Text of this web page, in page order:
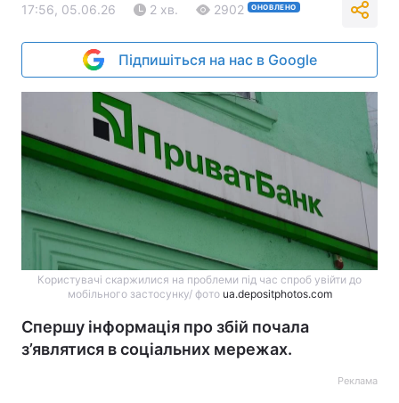
17:56, 05.06.26 2 хв. 2902 ОНОВЛЕНО
Підпишіться на нас в Google
Користувачі скаржилися на проблеми під час спроб увійти до
мобільного застосунку/ фото ua.depositphotos.com
Спершу інформація про збій почала
з’являтися в соціальних мережах.
Реклама